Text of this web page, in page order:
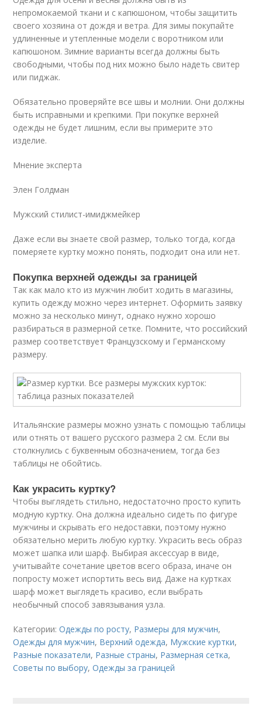
непромокаемой ткани и с капюшоном, чтобы защитить
своего хозяина от дождя и ветра. Для зимы покупайте
удлиненные и утепленные модели с воротником или
капюшоном. Зимние варианты всегда должны быть
свободными, чтобы под них можно было надеть свитер
или пиджак.
Обязательно проверяйте все швы и молнии. Они должны
быть исправными и крепкими. При покупке верхней
одежды не будет лишним, если вы примерите это
изделие.
Мнение эксперта
Элен Голдман
Мужский стилист-имиджмейкер
Даже если вы знаете свой размер, только тогда, когда
померяете куртку можно понять, подходит она или нет.
Покупка верхней одежды за границей
Так как мало кто из мужчин любит ходить в магазины,
купить одежду можно через интернет. Оформить заявку
можно за несколько минут, однако нужно хорошо
разбираться в размерной сетке. Помните, что российский
размер соответствует Французскому и Германскому
размеру.
Итальянские размеры можно узнать с помощью таблицы
или отнять от вашего русского размера 2 см. Если вы
столкнулись с буквенным обозначением, тогда без
таблицы не обойтись.
Как украсить куртку?
Чтобы выглядеть стильно, недостаточно просто купить
модную куртку. Она должна идеально сидеть по фигуре
мужчины и скрывать его недоставки, поэтому нужно
обязательно мерить любую куртку. Украсить весь образ
может шапка или шарф. Выбирая аксессуар в виде,
учитывайте сочетание цветов всего образа, иначе он
попросту может испортить весь вид. Даже на куртках
шарф может выглядеть красиво, если выбрать
необычный способ завязывания узла.
Категории:Одежды по росту, Размеры для мужчин,
Одежды для мужчин, Верхний одежда, Мужские куртки,
Разные показатели, Разные страны, Размерная сетка,
Советы по выбору,Одежды за границей